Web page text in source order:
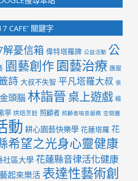
CAFE’ 關鍵字
解憂信箱 偉特塔羅牌 公益活動 公
園藝創作 園藝治療 團屋
詩 大叔不失智 平凡塔羅大叔 張
頭腦 林詣晉桌上遊戲 楊
寧 烘焙烹飪 照顧者 照顧者喘息服務 空間邏
動 耕心園藝快樂學 花蓮塔羅 花
希望之光身心靈健康
社區大學 花蓮縣音律活化健康
藝起來樂活 表達性藝術創